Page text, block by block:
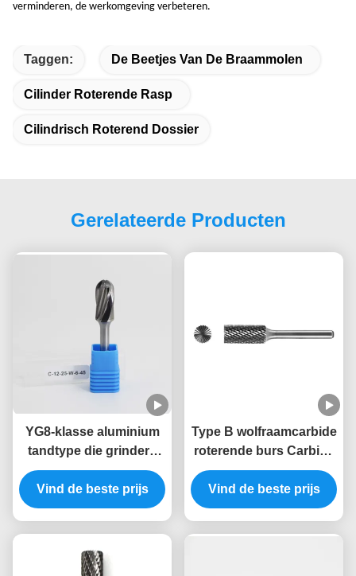
verminderen, de werkomgeving verbeteren.
Taggen: De Beetjes Van De Braammolen
Cilinder Roterende Rasp
Cilindrisch Roterend Dossier
Gerelateerde Producten
YG8-klasse aluminium
tandtype die grinders
met 6 mm staaf voor het
snijden en slijpen van
metaal
Vind de beste prijs
Type B wolfraamcarbide
roterende burs Carbide
burs -cilindervormig
eindsnijwerk
Vind de beste prijs